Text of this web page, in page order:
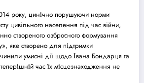
року, цинічно порушуючи норми
цивільного населення під час війни,
створеного озброєного формування
яке створено для підтримки
умисні дії щодо Івана Бондарця та
час їх місцезнаходження не